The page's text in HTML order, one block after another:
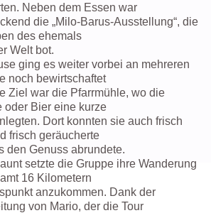
Neben dem Essen war
die „Milo-Barus-Ausstellung“, die
des ehemals
Welt bot.
ging es weiter vorbei an mehreren
noch bewirtschaftet
Ziel war die Pfarrmühle, wo die
oder Bier eine kurze
Dort konnten sie auch frisch
frisch geräucherte
den Genuss abrundete.
setzte die Gruppe ihre Wanderung
16 Kilometern
anzukommen. Dank der
von Mario, der die Tour